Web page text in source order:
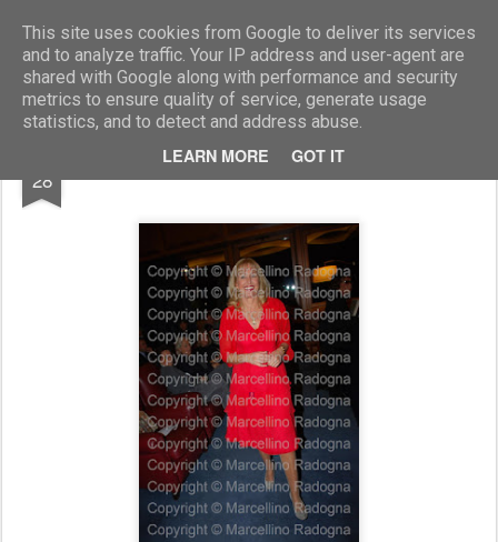
This site uses cookies from Google to deliver its services
and to analyze traffic. Your IP address and user-agent are
shared with Google along with performance and security
metrics to ensure quality of service, generate usage
statistics, and to detect and address abuse.
LEARN MORE GOT IT
Marcellino Radogna - Fotonotizie per la stampa
28 Cinzia Tani